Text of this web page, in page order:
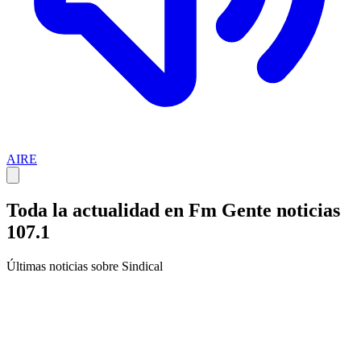
AIRE
Toda la actualidad en Fm Gente noticias
107.1
Últimas noticias sobre Sindical